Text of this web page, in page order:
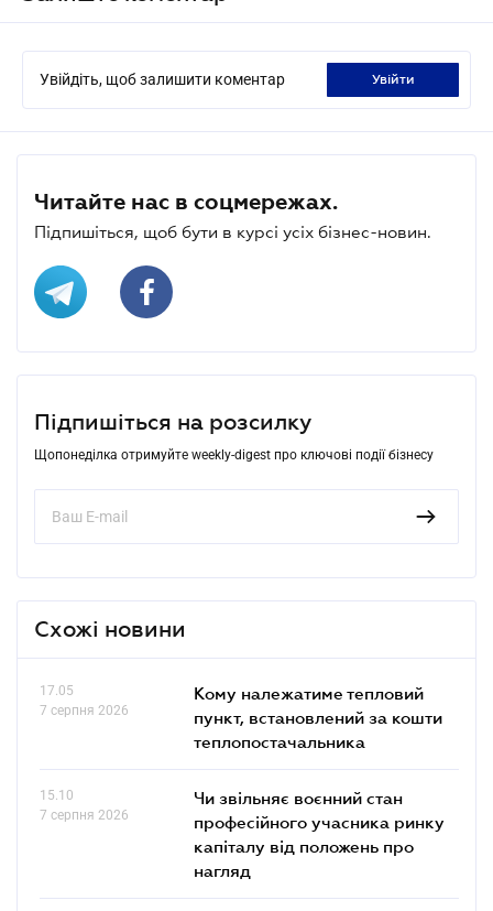
Увійдіть, щоб залишити коментар увійти
Читайте нас в соцмережах.
Підпишіться, щоб бути в курсі усіх бізнес-новин.
Підпишіться на розсилку
Щопонеділка отримуйте weekly-digest про ключові події бізнесу
Схожі новини
17.05
7 серпня 2026
Кому належатиме тепловий
пункт, встановлений за кошти
теплопостачальника
15.10
7 серпня 2026
Чи звільняє воєнний стан
професійного учасника ринку
капіталу від положень про
нагляд